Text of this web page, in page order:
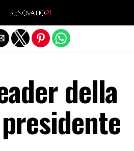
della
mobile version